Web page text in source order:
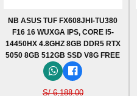
NB ASUS TUF FX608JHI-TU380
F16 16 WUXGA IPS, CORE I5-
14450HX 4.8GHZ 8GB DDR5 RTX
5050 8GB 512GB SSD V8G FREE
S/ 6,188.00